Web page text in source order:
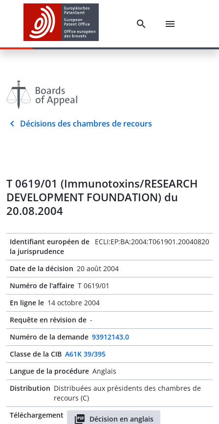
Décisions des chambres de recours
T 0619/01 (Immunotoxins/RESEARCH
DEVELOPMENT FOUNDATION) du
20.08.2004
Identifiant européen de
la jurisprudence
ECLI:EP:BA:2004:T061901.20040820
Date de la décision 20 août 2004
Numéro de l'affaire T 0619/01
En ligne le 14 octobre 2004
Requête en révision de -
Numéro de la demande 93912143.0
Classe de la CIB A61K 39/395
Langue de la procédure Anglais
Distribution Distribuées aux présidents des chambres de
recours (C)
Téléchargement
Décision en anglais